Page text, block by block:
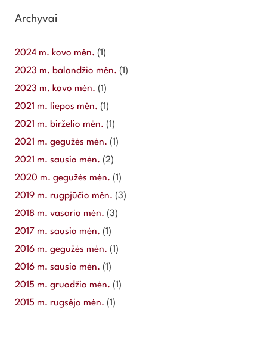
Archyvai
2024 m. kovo mėn. (1)
2023 m. balandžio mėn. (1)
2023 m. kovo mėn. (1)
2021 m. liepos mėn. (1)
2021 m. birželio mėn. (1)
2021 m. gegužės mėn. (1)
2021 m. sausio mėn. (2)
2020 m. gegužės mėn. (1)
2019 m. rugpjūčio mėn. (3)
2018 m. vasario mėn. (3)
2017 m. sausio mėn. (1)
2016 m. gegužės mėn. (1)
2016 m. sausio mėn. (1)
2015 m. gruodžio mėn. (1)
2015 m. rugsėjo mėn. (1)